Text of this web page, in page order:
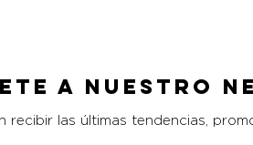
a nuestro
recibir las últimas tendencias,